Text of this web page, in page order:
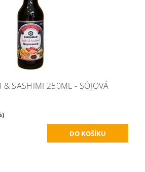
& SASHIMI 250ML - SÓJOVÁ